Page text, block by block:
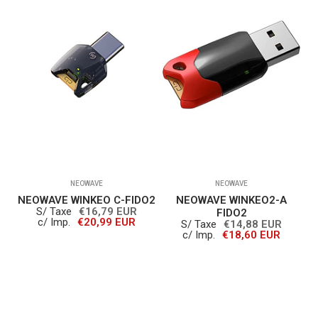
NEOWAVE
NEOWAVE WINKEO C-FIDO2
S/ Taxe
€16,79 EUR
c/ Imp.
€20,99 EUR
NEOWAVE
NEOWAVE WINKEO2-A
FIDO2
S/ Taxe
€14,88 EUR
c/ Imp.
€18,60 EUR